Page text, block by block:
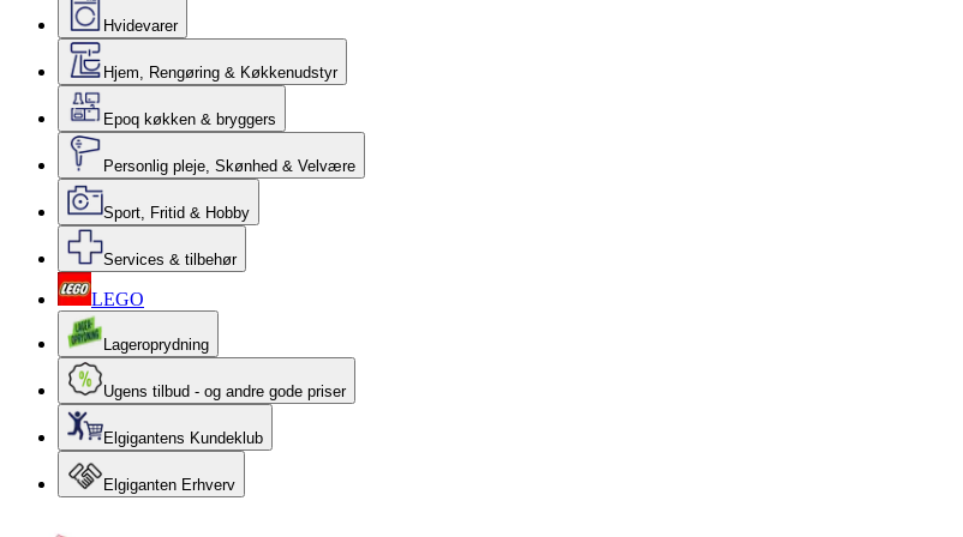
Hvidevarer
Hjem, Rengøring & Køkkenudstyr
Epoq køkken & bryggers
Personlig pleje, Skønhed & Velvære
Sport, Fritid & Hobby
Services & tilbehør
LEGO
Lageroprydning
Ugens tilbud - og andre gode priser
Elgigantens Kundeklub
Elgiganten Erhverv